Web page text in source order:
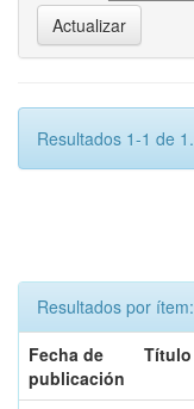
Resultados 1-1 de 1.
Resultados por ítem:
Fecha de
publicación
Título